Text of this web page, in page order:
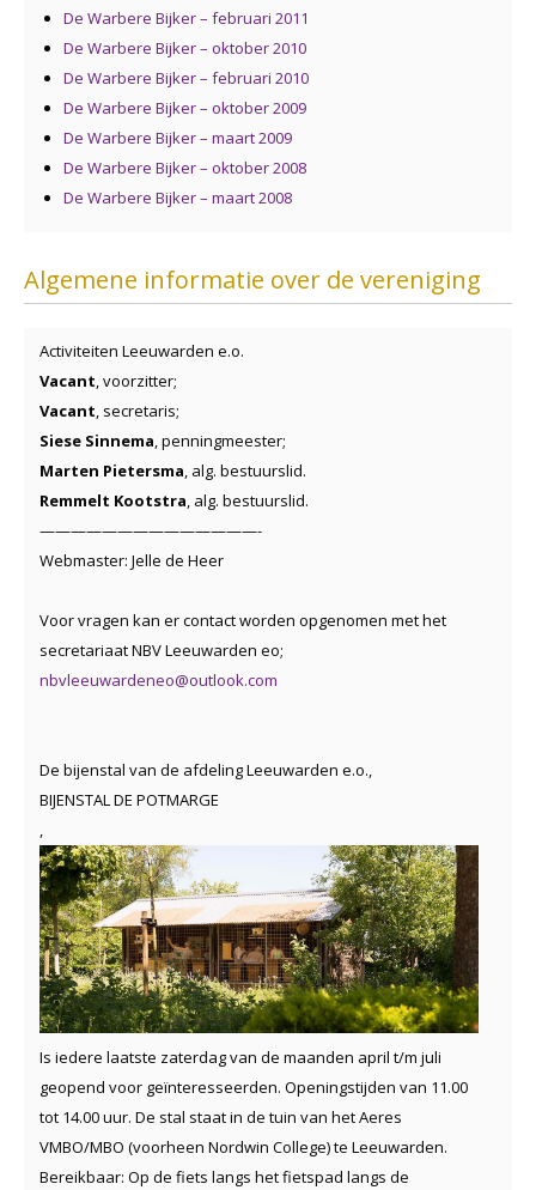
De Warbere Bijker – februari 2011
De Warbere Bijker – oktober 2010
De Warbere Bijker – februari 2010
De Warbere Bijker – oktober 2009
De Warbere Bijker – maart 2009
De Warbere Bijker – oktober 2008
De Warbere Bijker – maart 2008
Algemene informatie over de vereniging
Activiteiten Leeuwarden e.o.
Vacant , voorzitter;
Vacant , secretaris;
Siese Sinnema , penningmeester;
Marten Pietersma , alg. bestuurslid.
Remmelt Kootstra , alg. bestuurslid.
——————————————-
Webmaster: Jelle de Heer
Voor vragen kan er contact worden opgenomen met het
secretariaat NBV Leeuwarden eo;
nbvleeuwardeneo@outlook.com
De bijenstal van de afdeling Leeuwarden e.o.,
BIJENSTAL DE POTMARGE
Is iedere laatste zaterdag van de maanden april t/m juli
geopend voor geïnteresseerden. Openingstijden van 11.00
tot 14.00 uur. De stal staat in de tuin van het Aeres
VMBO/MBO (voorheen Nordwin College) te Leeuwarden.
Bereikbaar: Op de fiets langs het fietspad langs de